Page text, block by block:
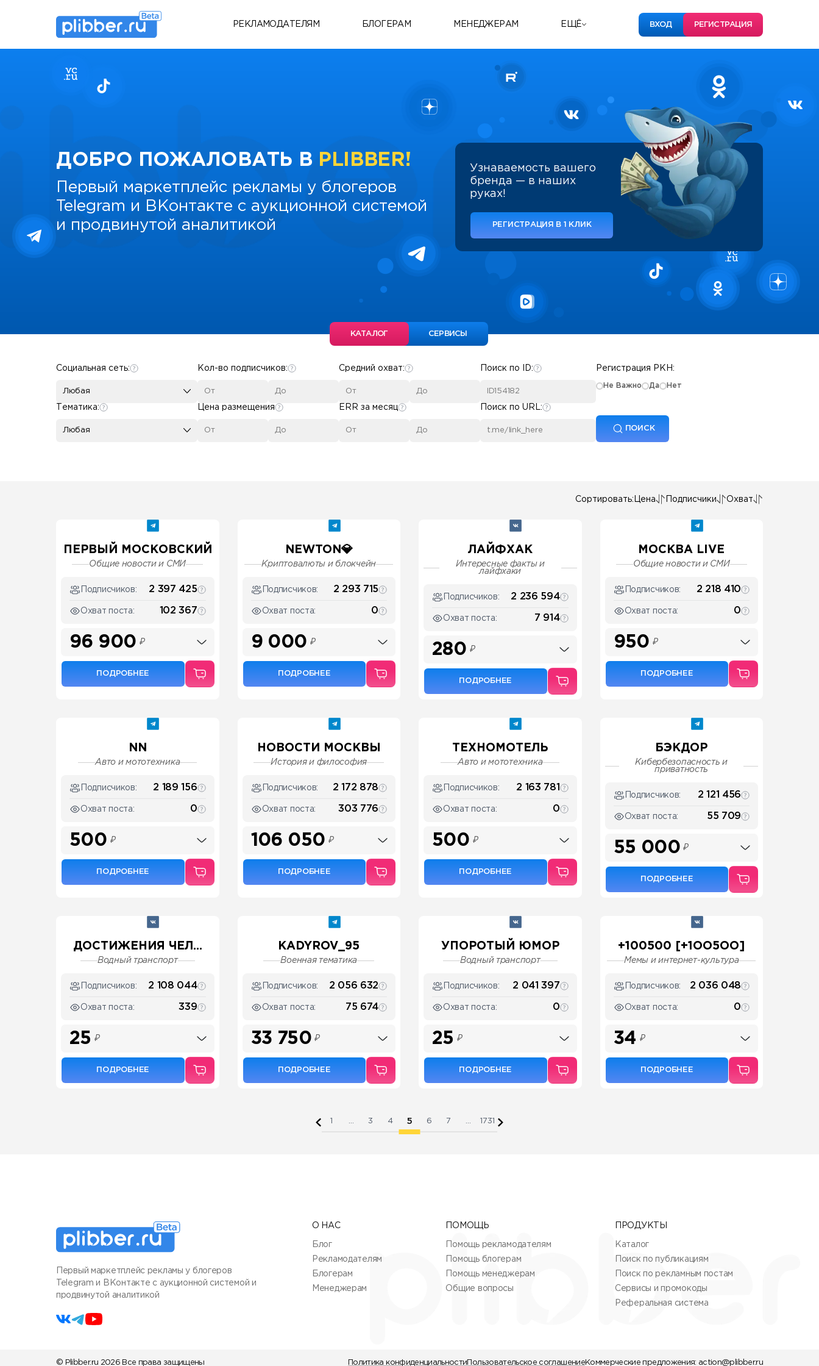
РЕКЛАМОДАТЕЛЯМ БЛОГЕРАМ МЕНЕДЖЕРАМ ЕЩЁ ВХОД РЕГИСТРАЦИЯ
ДОБРО ПОЖАЛОВАТЬ В PLIBBER!
Первый маркетплейс рекламы у блогеров
Telegram и ВКонтакте с аукционной системой
и продвинутой аналитикой
Узнаваемость вашего
бренда — в наших
руках!
РЕГИСТРАЦИЯ В 1 КЛИК
КАТАЛОГ СЕРВИСЫ
Тематика:
Любая
Социальная сеть:
Любая
Кол-во подписчиков:
Цена размещения
Средний охват:
ERR за месяц
Поиск по ID:
Поиск по URL:
Регистрация РКН:
Не Важно Да Нет
ПОИСК
Сортировать: Цена Подписчики Охват
ПЕРВЫЙ МОСКОВСКИЙ
Общие новости и СМИ
Подписчиков: 2 397 425
Охват поста: 102 367
96 900 ₽
ПОДРОБНЕЕ
NEWTON💎
Криптовалюты и блокчейн
Подписчиков: 2 293 715
Охват поста: 0
9 000 ₽
ПОДРОБНЕЕ
ЛАЙФХАК
Интересные факты и
лайфхаки
Подписчиков: 2 236 594
Охват поста: 7 914
280 ₽
ПОДРОБНЕЕ
МОСКВА LIVE
Общие новости и СМИ
Подписчиков: 2 218 410
Охват поста: 0
950 ₽
ПОДРОБНЕЕ
NN
Авто и мототехника
Подписчиков: 2 189 156
Охват поста: 0
500 ₽
ПОДРОБНЕЕ
НОВОСТИ МОСКВЫ
История и философия
Подписчиков: 2 172 878
Охват поста: 303 776
106 050 ₽
ПОДРОБНЕЕ
ТЕХНОМОТЕЛЬ
Авто и мототехника
Подписчиков: 2 163 781
Охват поста: 0
500 ₽
ПОДРОБНЕЕ
БЭКДОР
Кибербезопасность и
приватность
Подписчиков: 2 121 456
Охват поста: 55 709
55 000₽
ПОДРОБНЕЕ
ДОСТИЖЕНИЯ ЧЕЛ...
Водный транспорт
Подписчиков: 2 108 044
Охват поста: 339
25 ₽
ПОДРОБНЕЕ
KADYROV_95
Военная тематика
Подписчиков: 2 056 632
Охват поста: 75 674
33 750₽
ПОДРОБНЕЕ
УПОРОТЫЙ ЮМОР
Водный транспорт
Подписчиков: 2 041 397
Охват поста: 0
25 ₽
ПОДРОБНЕЕ
+100500 [+1OO5OO]
Мемы и интернет-культура
Подписчиков: 2 036 048
Охват поста: 0
34 ₽
ПОДРОБНЕЕ
1 ... 3 4 5 6 7 ... 1731
Первый маркетплейс рекламы у блогеров
Telegram и ВКонтакте с аукционной системой и
продвинутой аналитикой
О НАС
Блог
Рекламодателям
Блогерам
Менеджерам
ПОМОЩЬ
Помощь рекламодателям
Помощь блогерам
Помощь менеджерам
Общие вопросы
ПРОДУКТЫ
Каталог
Поиск по публикациям
Поиск по рекламным постам
Сервисы и промокоды
Реферальная система
© Plibber.ru 2026 Все права защищены Политика конфиденциальности Пользовательское соглашениеКоммерческие предложения: action@plibber.ru